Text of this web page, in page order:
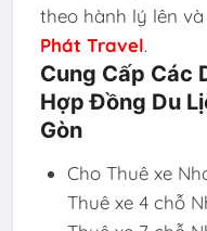
theo hành lý lên
Phát Travel.
Cung Cấp Các
Hợp Đồng Du
Gòn
Cho Thuê xe
Thuê xe 4 chỗ